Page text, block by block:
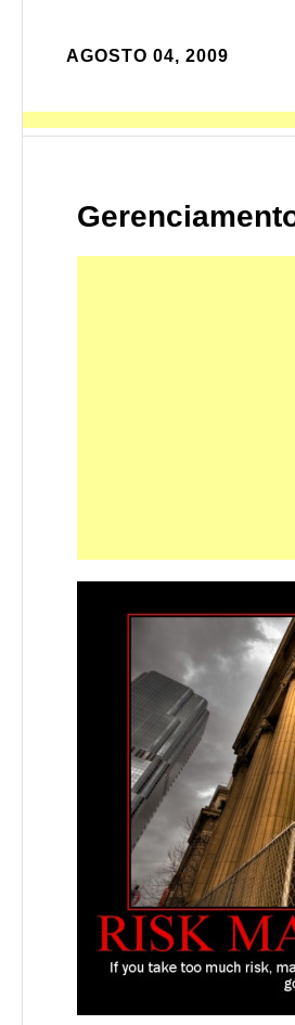
AGOSTO 04, 2009